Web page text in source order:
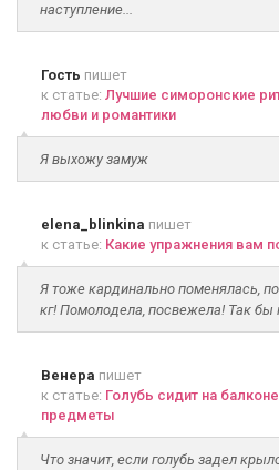
наступление...
Гость пишет
к статье: Лучшие симоронские
любви и романтики
Я выхожу замуж
elena_blinkina пишет
к статье: Какие упражнения вам
Я тоже кардинально поменялась,
кг! Помолодела, посвежела! Так бы
Венера пишет
к статье: Голубь сидит на
предметы
Что значит, если голубь задел